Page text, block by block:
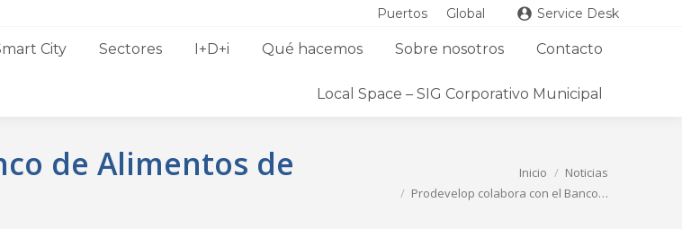
Puertos Global Service Desk
City Sectores I+D+i Qué hacemos Sobre nosotros Contacto
Local Space – SIG Corporativo Municipal
de Alimentos de
Inicio
Noticias
Prodevelop colabora con el Banco…